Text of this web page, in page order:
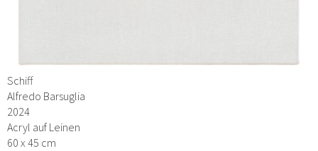
Schiff
Alfredo Barsuglia
2024
Acryl auf Leinen
60 x 45 cm